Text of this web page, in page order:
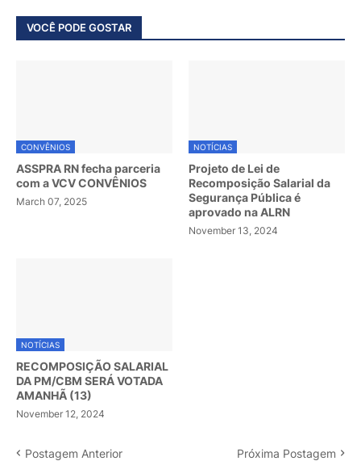
VOCÊ PODE GOSTAR
CONVÊNIOS
ASSPRA RN fecha parceria
com a VCV CONVÊNIOS
March 07, 2025
NOTÍCIAS
Projeto de Lei de
Recomposição Salarial da
Segurança Pública é
aprovado na ALRN
November 13, 2024
NOTÍCIAS
RECOMPOSIÇÃO SALARIAL
DA PM/CBM SERÁ VOTADA
AMANHÃ (13)
November 12, 2024
Postagem Anterior Próxima Postagem